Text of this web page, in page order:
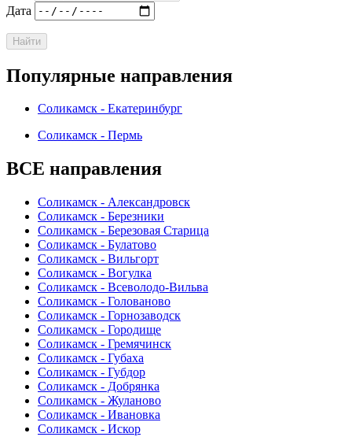
Дата
Найти
Популярные направления
Соликамск - Екатеринбург
Соликамск - Пермь
ВСЕ направления
Соликамск - Александровск
Соликамск - Березники
Соликамск - Березовая Старица
Соликамск - Булатово
Соликамск - Вильгорт
Соликамск - Вогулка
Соликамск - Всеволодо-Вильва
Соликамск - Голованово
Соликамск - Горнозаводск
Соликамск - Городище
Соликамск - Гремячинск
Соликамск - Губаха
Соликамск - Губдор
Соликамск - Добрянка
Соликамск - Жуланово
Соликамск - Ивановка
Соликамск - Искор